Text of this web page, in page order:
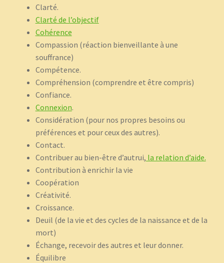
Clarté.
Clarté de l’objectif
Cohérence
Compassion (réaction bienveillante à une
souffrance)
Compétence.
Compréhension (comprendre et être compris)
Confiance.
Connexion.
Considération (pour nos propres besoins ou
préférences et pour ceux des autres).
Contact.
Contribuer au bien-être d’autrui, la relation d’aide.
Contribution à enrichir la vie
Coopération
Créativité.
Croissance.
Deuil (de la vie et des cycles de la naissance et de la
mort)
Échange, recevoir des autres et leur donner.
Équilibre